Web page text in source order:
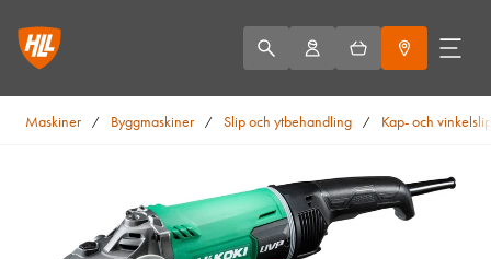
Maskiner / Byggmaskiner / Slip och ytbehandling / Kap- och